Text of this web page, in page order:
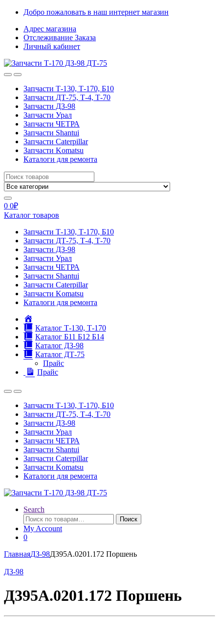
Skip
navigation
Skip
content
Добро пожаловать в наш интернет магазин
Адрес магазина
Отслеживание Заказа
Личный кабинет
Запчасти Т-130, Т-170, Б10
Запчасти ДТ-75, Т-4, Т-70
Запчасти ДЗ-98
Запчасти Урал
Запчасти ЧЕТРА
Запчасти Shantui
Запчасти Caterpillar
Запчасти Komatsu
Каталоги для ремонта
Search
for:
0 0₽
Каталог товаров
Запчасти Т-130, Т-170, Б10
Запчасти ДТ-75, Т-4, Т-70
Запчасти ДЗ-98
Запчасти Урал
Запчасти ЧЕТРА
Запчасти Shantui
Запчасти Caterpillar
Запчасти Komatsu
Каталоги для ремонта
Каталог Т-130, Т-170
Каталог Б11 Б12 Б14
Каталог ДЗ-98
Каталог ДТ-75
Прайс
Прайс
Запчасти Т-130, Т-170, Б10
Запчасти ДТ-75, Т-4, Т-70
Запчасти ДЗ-98
Запчасти Урал
Запчасти ЧЕТРА
Запчасти Shantui
Запчасти Caterpillar
Запчасти Komatsu
Каталоги для ремонта
Search
Искать:
Поиск
My Account
0
ГлавнаяДЗ-98Д395А.0201.172 Поршень
ДЗ-98
Д395А.0201.172 Поршень